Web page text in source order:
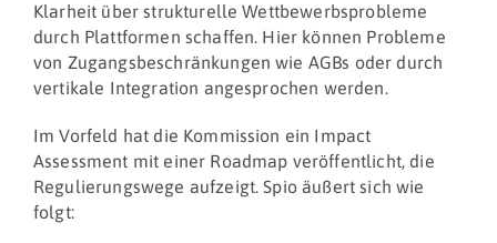
Klarheit über strukturelle Wettbewerbsprobleme
durch Plattformen schaffen. Hier können Probleme
von Zugangsbeschränkungen wie AGBs oder durch
vertikale Integration angesprochen werden.
Im Vorfeld hat die Kommission ein Impact
Assessment mit einer Roadmap veröffentlicht, die
Regulierungswege aufzeigt. Spio äußert sich wie
folgt: